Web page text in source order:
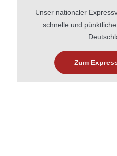
Unser nationaler
schnelle und
Zum